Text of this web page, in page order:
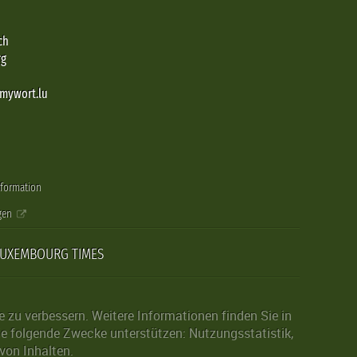
TIMES
verbessern. Weitere Informationen finden Sie in
folgende Zwecke unterstützen: Nutzungsstatistik,
Inhalten.